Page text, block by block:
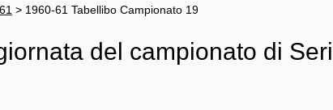
> 1960-61 Tabellibo Campionato 19
del campionato di